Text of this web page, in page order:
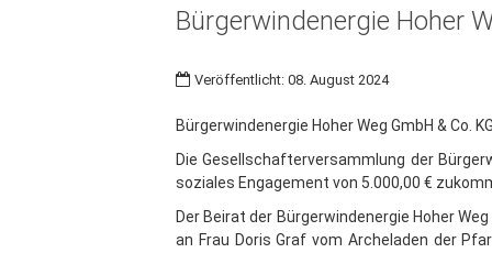
Bürgerwindenergie Hoher
Veröffentlicht: 08. August 2024
Bürgerwindenergie Hoher Weg GmbH & Co.
Die Gesellschafterversammlung der
soziales Engagement von 5.000,00 €
Der Beirat der Bürgerwindenergie Hoher
an Frau Doris Graf vom Archeladen der